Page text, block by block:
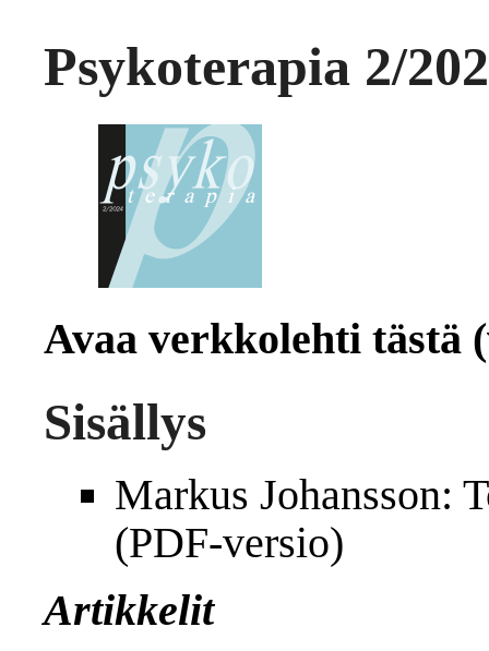
Psykoterapia 2/
Avaa verkkolehti tästä
Sisällys
Markus Johansson:
(PDF-versio)
Artikkelit